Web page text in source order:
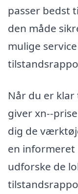
passer bedst
den måde
mulige
Når du er
giver xn--
dig de
en informeret
udforske de